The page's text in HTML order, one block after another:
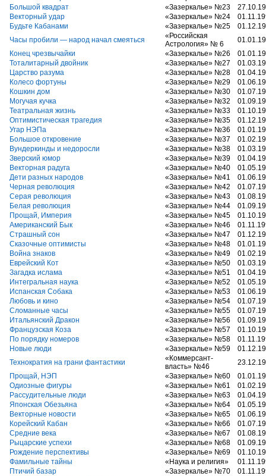
Большой квадрат
«Зазеркалье» №23
Векторный удар
«Зазеркалье» №24
Будьте Кабанами
«Зазеркалье» №25
Часы пробили — народ начал смеяться
«Российская
Астрология» № 6
Конец чрезвычайки
«Зазеркалье» №26
Тоталитарный двойник
«Зазеркалье» №27
Царство разума
«Зазеркалье» №28
Колесо фортуны
«Зазеркалье» №29
Кошкин дом
«Зазеркалье» №30
Могучая кучка
«Зазеркалье» №32
Театральная жизнь
«Зазеркалье» №33
Оптимистическая трагедия
«Зазеркалье» №35
Угар НЭПа
«Зазеркалье» №36
Большое откровение
«Зазеркалье» №37
Вундеркинды и недоросли
«Зазеркалье» №38
Зверский юмор
«Зазеркалье» №39
Векторная радуга
«Зазеркалье» №40
Дети разных народов
«Зазеркалье» №41
Черная революция
«Зазеркалье» №42
Серая революция
«Зазеркалье» №43
Белая революция
«Зазеркалье» №44
Прощай, Империя
«Зазеркалье» №45
Американский Бык
«Зазеркалье» №46
Страшный сон
«Зазеркалье» №47
Сказочные оптимисты
«Зазеркалье» №48
Война знаков
«Зазеркалье» №49
Еврейский Кот
«Зазеркалье» №50
Загадка ислама
«Зазеркалье» №51
Интегральная наука
«Зазеркалье» №52
Испанская Собака
«Зазеркалье» №53
Любовь и кино
«Зазеркалье» №54
Сломанные часы
«Зазеркалье» №55
Итальянский Дракон
«Зазеркалье» №56
Французская Коза
«Зазеркалье» №57
По порядку номеров
«Зазеркалье» №58
Новые люди
«Зазеркалье» №59
Технократия на грани фантастики
«Коммерсант-
власть» №46
Прощай, НЭП
«Зазеркалье» №60
Одиозные фигуры
«Зазеркалье» №61
Рассудительные люди
«Зазеркалье» №63
Японская Обезьяна
«Зазеркалье» №64
Векторные новости
«Зазеркалье» №65
Корейский Кабан
«Зазеркалье» №66
Средние века
«Зазеркалье» №67
Рыцарские успехи
«Зазеркалье» №68
Рождение перспективы
«Зазеркалье» №69
Фамильные тайны
«Наука и религия»
Птичий базар
«Зазеркалье» №70